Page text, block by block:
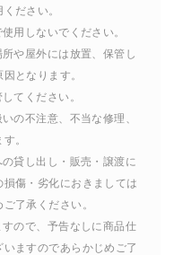
ださい。
用しないでください。
や屋外には放置、保管し
となります。
てください。
の不注意、不当な修理、
。
貸し出し・販売・譲渡に
傷・劣化におきましては
了承ください。
ので、予告なしに商品仕
ますのであらかじめご了